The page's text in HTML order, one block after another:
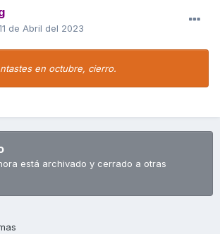
de Abril del 2023
en octubre, cierro.
está archivado y cerrado a otras